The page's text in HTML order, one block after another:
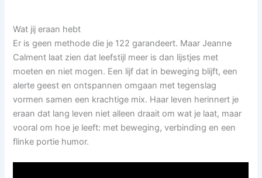
Wat jij eraan hebt
Er is geen methode die je 122 garandeert. Maar Jeanne
Calment laat zien dat leefstijl meer is dan lijstjes met
moeten en niet mogen. Een lijf dat in beweging blijft, een
alerte geest en ontspannen omgaan met tegenslag
vormen samen een krachtige mix. Haar leven herinnert je
eraan dat lang leven niet alleen draait om wat je laat, maar
vooral om hoe je leeft: met beweging, verbinding en een
flinke portie humor.